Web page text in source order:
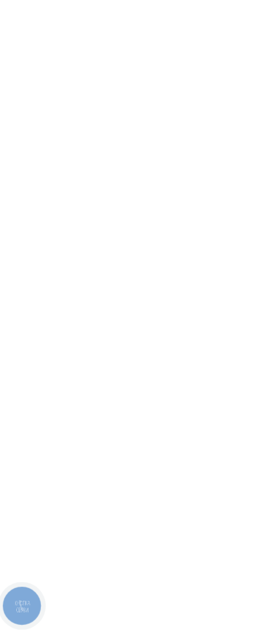
КНОПКА
СВЯЗИ